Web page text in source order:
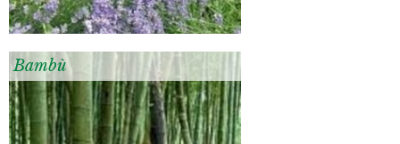
Bambù